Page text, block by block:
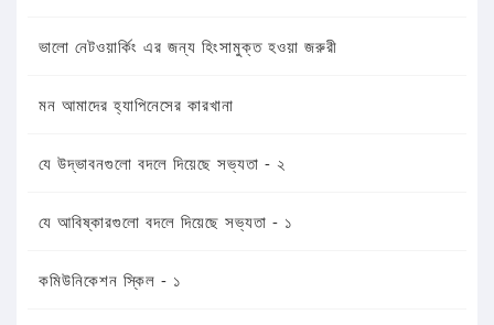
ভালো নেটওয়ার্কিং এর জন্য হিংসামুক্ত হওয়া জরুরী
মন আমাদের হ্যাপিনেসের কারখানা
যে উদ্ভাবনগুলো বদলে দিয়েছে সভ্যতা - ২
যে আবিষ্কারগুলো বদলে দিয়েছে সভ্যতা - ১
কমিউনিকেশন স্কিল - ১